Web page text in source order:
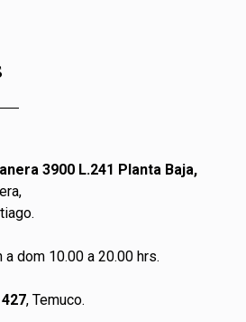
3900 L.241 Planta Baja,
a dom 10.00 a 20.00 hrs.
, Temuco.